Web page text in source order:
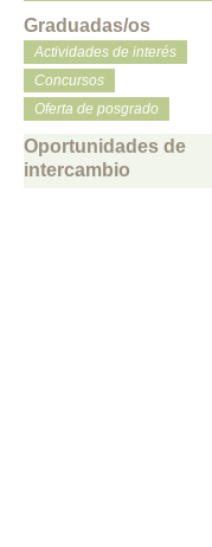
Graduadas/os
Actividades de interés
Concursos
Oferta de posgrado
Oportunidades de
intercambio